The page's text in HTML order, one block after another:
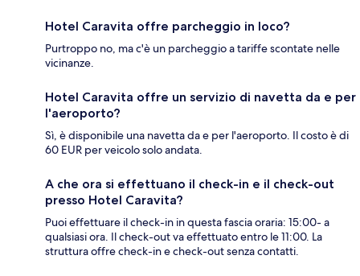
Hotel Caravita offre parcheggio in loco?
Purtroppo no, ma c'è un parcheggio a tariffe scontate nelle
vicinanze.
Hotel Caravita offre un servizio di navetta da e per
l'aeroporto?
Sì, è disponibile una navetta da e per l'aeroporto. Il costo è di
60 EUR per veicolo solo andata.
A che ora si effettuano il check-in e il check-out
presso Hotel Caravita?
Puoi effettuare il check-in in questa fascia oraria: 15:00- a
qualsiasi ora. Il check-out va effettuato entro le 11:00. La
struttura offre check-in e check-out senza contatti.